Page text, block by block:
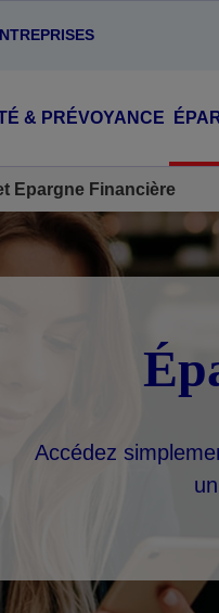
& PRÉVOYANCE
Epargne Financière
Accédez